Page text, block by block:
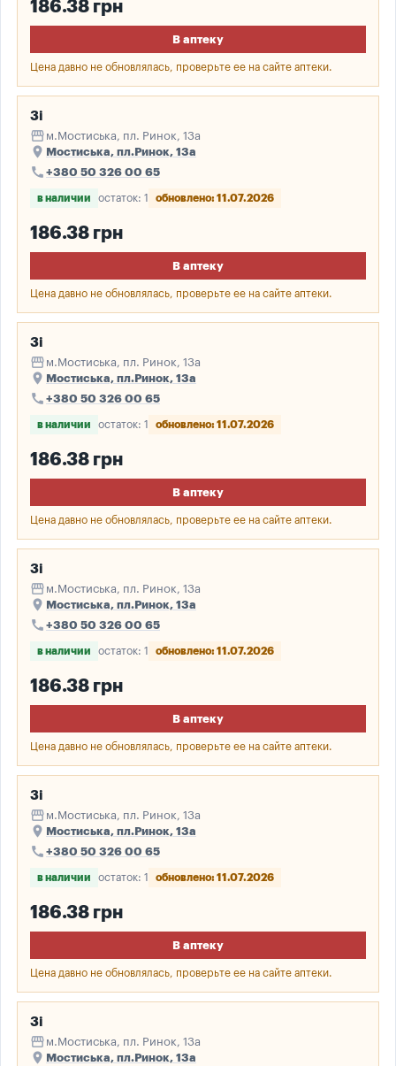
186.38 грн
В аптеку
Цена давно не обновлялась, проверьте ее на сайте аптеки.
3і
storefront м.Мостиська, пл. Ринок, 13а
place Мостиська, пл.Ринок, 13а
call +380 50 326 00 65
в наличии остаток: 1 обновлено: 11.07.2026
186.38 грн
В аптеку
Цена давно не обновлялась, проверьте ее на сайте аптеки.
3і
storefront м.Мостиська, пл. Ринок, 13а
place Мостиська, пл.Ринок, 13а
call +380 50 326 00 65
в наличии остаток: 1 обновлено: 11.07.2026
186.38 грн
В аптеку
Цена давно не обновлялась, проверьте ее на сайте аптеки.
3і
storefront м.Мостиська, пл. Ринок, 13а
place Мостиська, пл.Ринок, 13а
call +380 50 326 00 65
в наличии остаток: 1 обновлено: 11.07.2026
186.38 грн
В аптеку
Цена давно не обновлялась, проверьте ее на сайте аптеки.
3і
storefront м.Мостиська, пл. Ринок, 13а
place Мостиська, пл.Ринок, 13а
call +380 50 326 00 65
в наличии остаток: 1 обновлено: 11.07.2026
186.38 грн
В аптеку
Цена давно не обновлялась, проверьте ее на сайте аптеки.
3і
storefront м.Мостиська, пл. Ринок, 13а
place Мостиська, пл.Ринок, 13а